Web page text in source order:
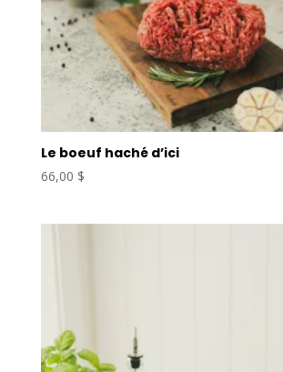
Le boeuf haché d’ici
66,00 $